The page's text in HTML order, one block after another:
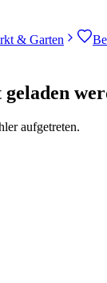
& Garten
aufgetreten.